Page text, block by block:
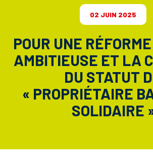
02 JUIN 2025
POUR UNE
AMBITIEUSE ET LA
DU STATUT
« PROPRIÉTAIRE
SOLIDAIRE